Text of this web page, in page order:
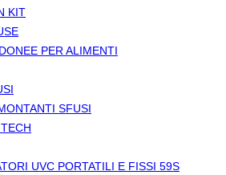
KIT
PER ALIMENTI
SFUSI
UVC PORTATILI E FISSI 59S